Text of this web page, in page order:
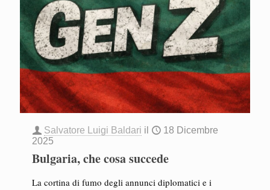
Salvatore Luigi Baldari il
18 Dicembre
2025
Bulgaria, che cosa succede
La cortina di fumo degli annunci diplomatici e i